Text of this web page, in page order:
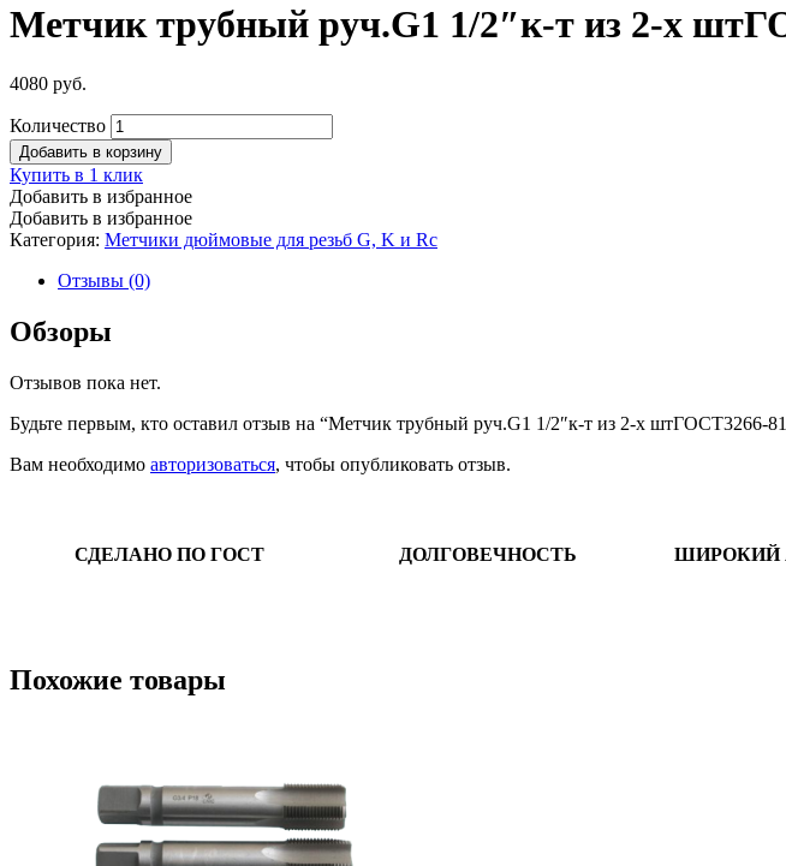
Метчик трубный руч.G1 1/2″к-т из 2-х
4080 руб.
Количество
Добавить в корзину
Купить в 1 клик
Добавить в избранное
Добавить в избранное
Категория: Метчики дюймовые для резьб G, K и Rc
Отзывы (0)
Обзоры
Отзывов пока нет.
Будьте первым, кто оставил отзыв на “Метчик трубный руч.G1 1/2″к-т из 2-х штГОСТ3266-
Вам необходимо авторизоваться, чтобы опубликовать отзыв.
СДЕЛАНО ПО ГОСТ ДОЛГОВЕЧНОСТЬ ШИРОКИЙ
Похожие товары